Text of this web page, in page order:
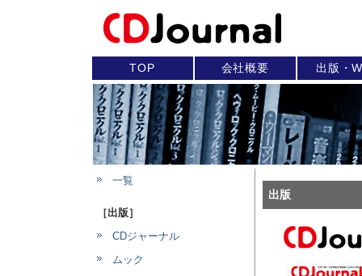
TOP 会社概要 出版・
一覧
［出版］
CDジャーナル
ムック
出版